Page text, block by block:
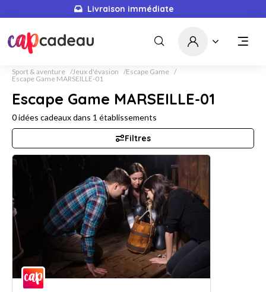
Livraison immédiate
Sport & aventure Jeux d'évasion
Escape Game
Escape Game MARSEILLE-01
Escape Game MARSEILLE-01
0idées cadeaux dans 1 établissements
Filtres